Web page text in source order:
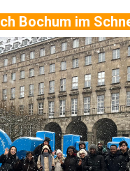
Bochum im